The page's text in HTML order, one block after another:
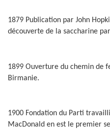
1879 Publication par John
découverte de la saccharine
1899 Ouverture du chemin de
Birmanie.
1900 Fondation du Parti
MacDonald en est le premier